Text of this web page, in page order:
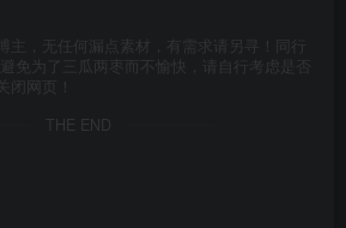
主，无任何漏点素材，有需求请另寻！同行
免为了三瓜两枣而不愉快，请自行考虑是否
闭网页！
THE END